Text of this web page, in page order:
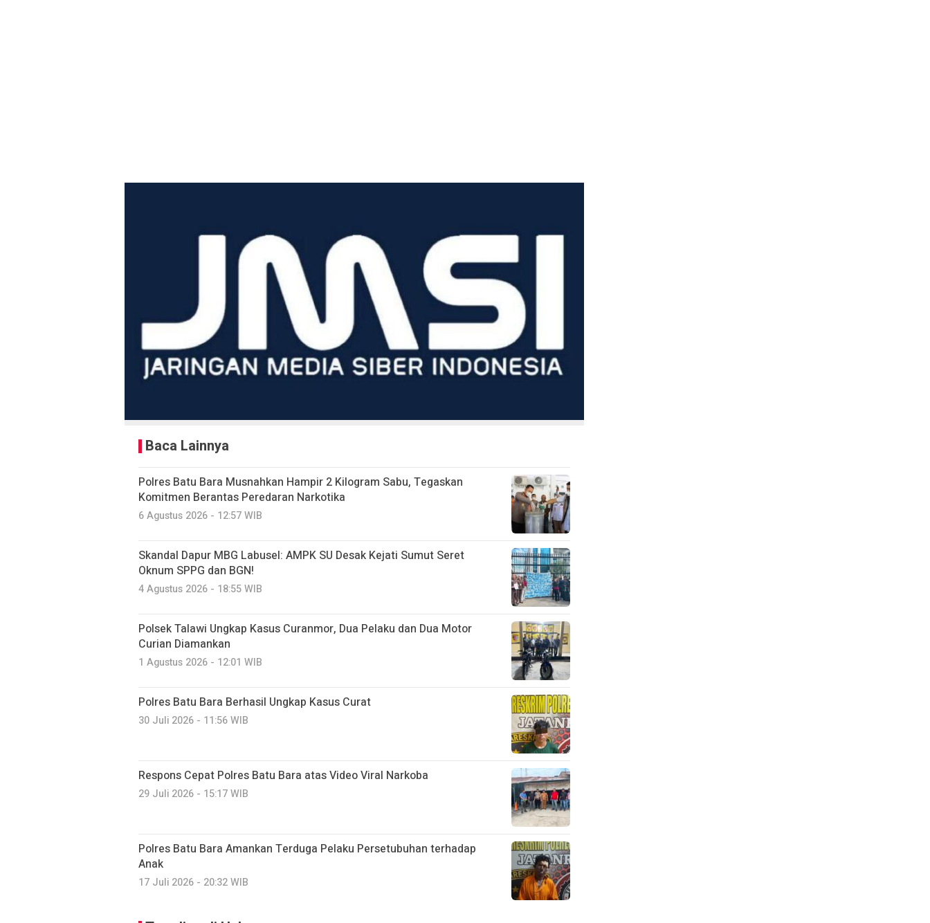
Baca Lainnya
Polres Batu Bara Musnahkan Hampir 2 Kilogram Sabu, Tegaskan
Komitmen Berantas Peredaran Narkotika
6 Agustus 2026 - 12:57 WIB
Skandal Dapur MBG Labusel: AMPK SU Desak Kejati Sumut Seret
Oknum SPPG dan BGN!
4 Agustus 2026 - 18:55 WIB
Polsek Talawi Ungkap Kasus Curanmor, Dua Pelaku dan Dua Motor
Curian Diamankan
1 Agustus 2026 - 12:01 WIB
Polres Batu Bara Berhasil Ungkap Kasus Curat
30 Juli 2026 - 11:56 WIB
Respons Cepat Polres Batu Bara atas Video Viral Narkoba
29 Juli 2026 - 15:17 WIB
Polres Batu Bara Amankan Terduga Pelaku Persetubuhan terhadap
Anak
17 Juli 2026 - 20:32 WIB